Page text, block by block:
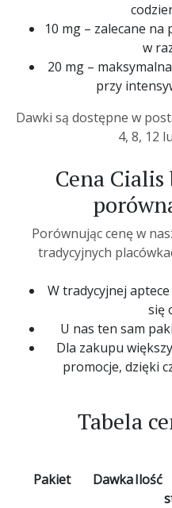
10 mg – zalecane
w
20 mg –
przy
Dawki są dostępne w
4, 8, 12
Cena
Porównująccenęw
tradycyjnych
W tradycyjnej
się
U nas ten sam
Dla zakupu
promocje, dzięki
Tabela
Pakiet DawkaIlość